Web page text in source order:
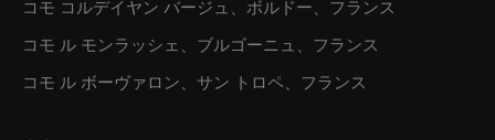
コモ コルデイヤン バージュ、ボルドー、フランス
コモ ル モンラッシェ、ブルゴーニュ、フランス
コモ ル ボーヴァロン、サン トロペ、フランス